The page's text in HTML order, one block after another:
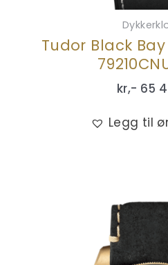
Tudor Black
kr,- 65
Legg til